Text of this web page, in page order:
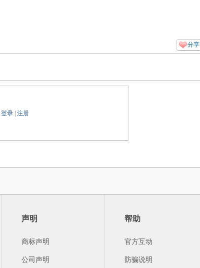
分享
登录| 注册
声明
商标声明
公司声明
帮助
官方互动
防骗说明